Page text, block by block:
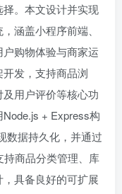
。本文设计并实现
涵盖小程序前端、
购物体验与商家运
发，支持商品浏
用户评价等核心功
+ Express构
数据持久化，并通过
商品分类管理、库
具备良好的可扩展